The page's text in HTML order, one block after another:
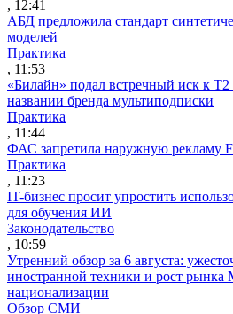
, 12:41
АБД предложила стандарт
моделей
Практика
, 11:53
«Билайн» подал встречный иск к Т2
названии бренда мультиподписки
Практика
, 11:44
ФАС запретила наружную рекламу
Практика
, 11:23
IT-бизнес просит упростить
для обучения ИИ
Законодательство
, 10:59
Утренний обзор за 6 августа:
иностранной техники и рост рынка
национализации
Обзор СМИ